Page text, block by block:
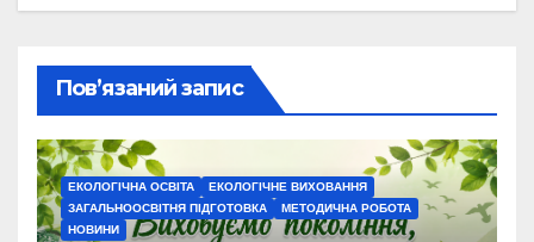
Пов’язаний запис
ЕКОЛОГІЧНА ОСВІТА
ЕКОЛОГІЧНЕ ВИХОВАННЯ
ЗАГАЛЬНООСВІТНЯ ПІДГОТОВКА
МЕТОДИЧНА РОБОТА
НОВИНИ